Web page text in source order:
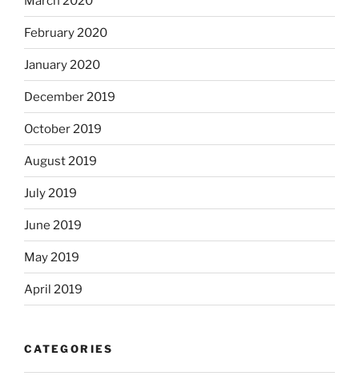
February 2020
January 2020
December 2019
October 2019
August 2019
July 2019
June 2019
May 2019
April 2019
CATEGORIES